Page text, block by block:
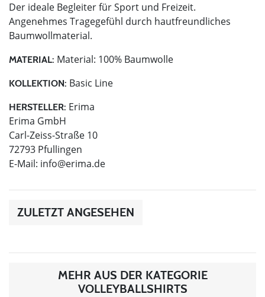
Der ideale Begleiter für Sport und Freizeit.
Angenehmes Tragegefühl durch hautfreundliches
Baumwollmaterial.
MATERIAL: Material: 100% Baumwolle
KOLLEKTION: Basic Line
HERSTELLER: Erima
Erima GmbH
Carl-Zeiss-Straße 10
72793 Pfullingen
E-Mail: info@erima.de
ZULETZT ANGESEHEN
MEHR AUS DER KATEGORIE
VOLLEYBALLSHIRTS